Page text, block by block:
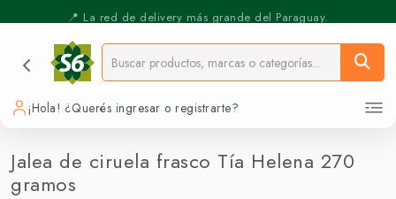
📍 La red de delivery más grande del Paraguay.
⚡️ Pickup Express - Retirás en 30 min.
¡Hola! ¿Querés ingresar o registrarte?
Jalea de ciruela frasco Tía Helena 270
gramos